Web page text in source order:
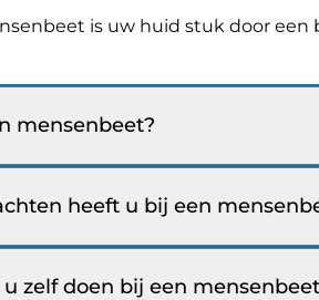
is uw huid stuk door een
mensenbeet?
heeft u bij een
zelf doen bij een